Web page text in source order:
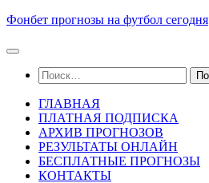
Skip
content
Фонбет прогнозы на футбол сегодня
Найти:
ГЛАВНАЯ
ПЛАТНАЯ ПОДПИСКА
АРХИВ ПРОГНОЗОВ
РЕЗУЛЬТАТЫ ОНЛАЙН
БЕСПЛАТНЫЕ ПРОГНОЗЫ
КОНТАКТЫ